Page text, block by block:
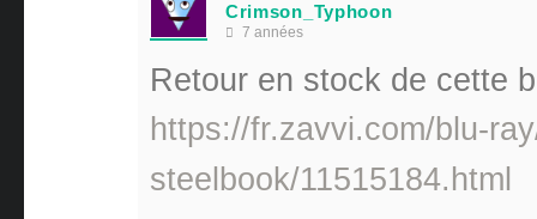
Crimson_Typhoon
7 années
Retour en stock de cette
https://fr.zavvi.com/blu-
steelbook/11515184.html